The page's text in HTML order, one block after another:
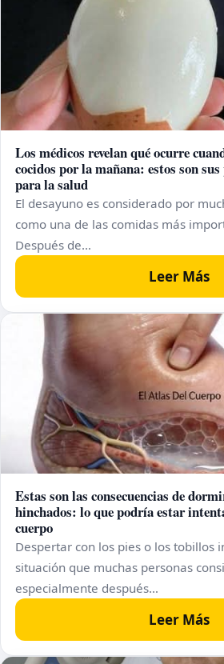
Los médicos revelan qué ocurre
cocidos por la mañana: estos son
para la salud
El desayuno es considerado por
como una de las comidas más
Después de…
Leer Más
Estas son las consecuencias de
hinchados: lo que podría estar
cuerpo
Despertar con los pies o los tobillos
situación que muchas personas
especialmente después…
Leer Más